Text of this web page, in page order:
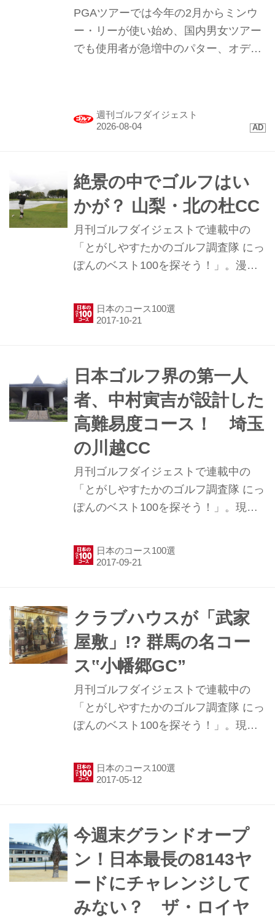
PGAツアーでは今年の2月からミンウ
ー・リーが使い始め、国内男女ツアー
でも使用者が急増中のパター、オデッ
た。 週刊ゴルフダイジェスト
絶景の中でゴルフはい
かが？ 山梨・北の杜CC
月刊ゴルフダイジェストで連載中の
「とがしやすたかのゴルフ調査隊 にっ
ぽんのベスト100を探そう！」。漫画
と月刊ゴルフダイジェスト編集部員
が、日本の約2000のゴルフコースの中
は、来場客の大半が“大満足”と口を揃
える北の杜CCをご紹介。
日本のコース100選
日本ゴルフ界の第一人
者、中村寅吉が設計した
高難易度コース！ 埼玉
の川越CC
月刊ゴルフダイジェストで連載中の
「とがしやすたかのゴルフ調査隊 にっ
ぽんのベスト100を探そう！」。現在
号では、川越CCを特集している。こ
こでは、誌面に乗り切らなかった‟こぼ
日本のコース100選
クラブハウスが「武家
屋敷」!? 群馬の名コー
ス‟小幡郷GC”
月刊ゴルフダイジェストで連載中の
「とがしやすたかのゴルフ調査隊 にっ
ぽんのベスト100を探そう！」。現在
号では、国内女子ツアー「ベルーナレ
ディースカップ」開催コース、群馬県
話”を、同行した担当編集者がご紹介！
日本のコース100選
今週末グランドオープ
ン！日本最長の8143ヤ
ードにチャレンジして
みない？ ザ・ロイヤ